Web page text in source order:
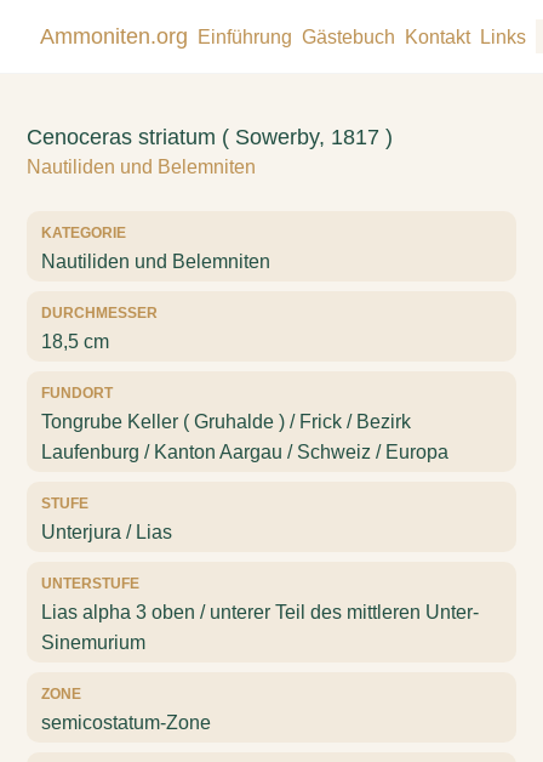
Ammoniten.org Einführung Gästebuch Kontakt Links
Cenoceras striatum ( Sowerby, 1817 )
Nautiliden und Belemniten
KATEGORIE
Nautiliden und Belemniten
DURCHMESSER
18,5 cm
FUNDORT
Tongrube Keller ( Gruhalde ) / Frick / Bezirk
Laufenburg / Kanton Aargau / Schweiz / Europa
STUFE
Unterjura / Lias
UNTERSTUFE
Lias alpha 3 oben / unterer Teil des mittleren Unter-
Sinemurium
ZONE
semicostatum-Zone